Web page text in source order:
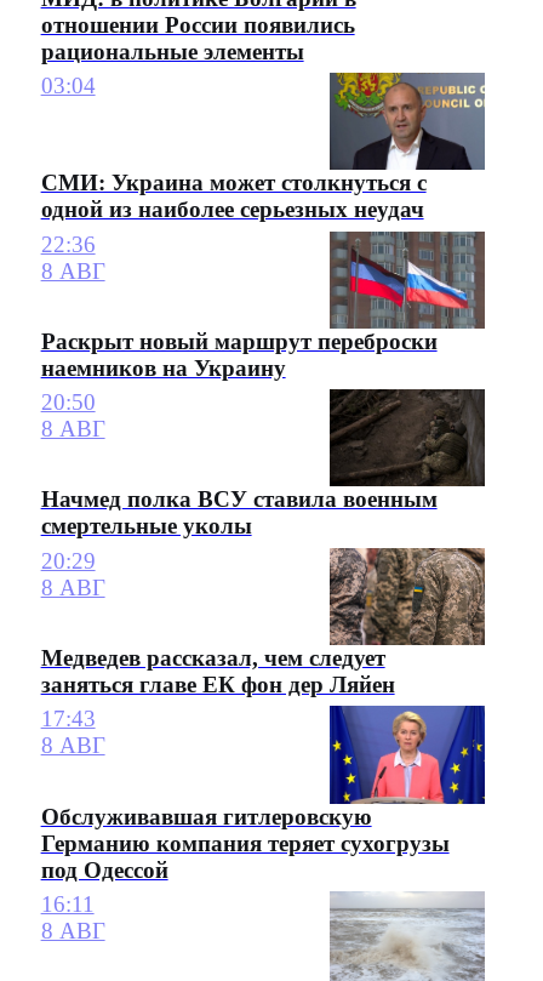
отношении России появились
рациональные элементы
03:04
СМИ: Украина может столкнуться с
одной из наиболее серьезных неудач
22:36
8 АВГ
Раскрыт новый маршрут переброски
наемников на Украину
20:50
8 АВГ
Начмед полка ВСУ ставила военным
смертельные уколы
20:29
8 АВГ
Медведев рассказал, чем следует
заняться главе ЕК фон дер Ляйен
17:43
8 АВГ
Обслуживавшая гитлеровскую
Германию компания теряет сухогрузы
под Одессой
16:11
8 АВГ